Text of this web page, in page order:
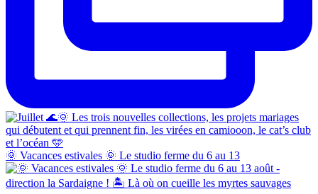
🌞 Vacances estivales 🌞 Le studio ferme du 6 au 13